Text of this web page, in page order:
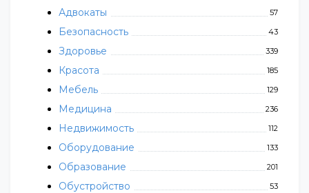
Адвокаты 57
Безопасность 43
Здоровье 339
Красота 185
Мебель 129
Медицина 236
Недвижимость 112
Оборудование 133
Образование 201
Обустройство 53